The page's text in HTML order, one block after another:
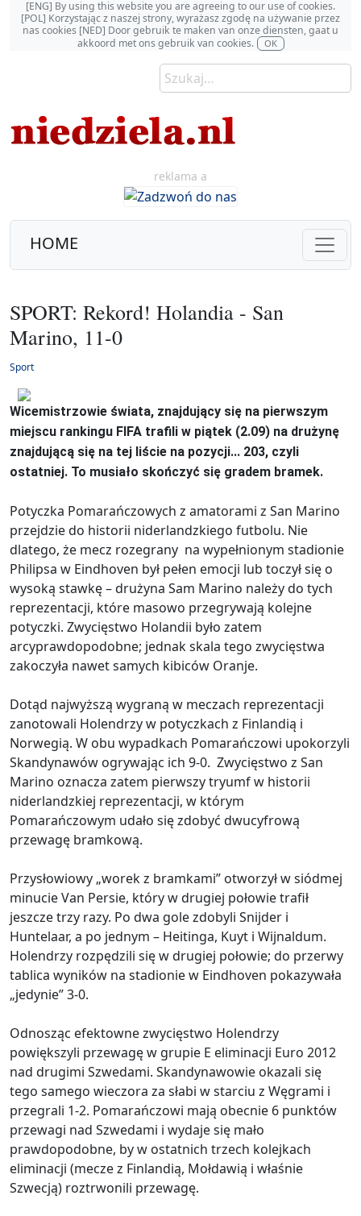
[ENG] By using this website you are agreeing to our use of cookies.
[POL] Korzystając z naszej strony, wyrażasz zgodę na używanie przez
nas cookies [NED] Door gebruik te maken van onze diensten, gaat u
akkoord met ons gebruik van cookies.
OK
reklama a
HOME
SPORT: Rekord! Holandia - San
Marino, 11-0
Sport
Wicemistrzowie świata, znajdujący się na pierwszym
miejscu rankingu FIFA trafili w piątek (2.09) na drużynę
znajdującą się na tej liście na pozycji... 203, czyli
ostatniej. To musiało skończyć się gradem bramek.
Potyczka Pomarańczowych z amatorami z San Marino
przejdzie do historii niderlandzkiego futbolu. Nie
dlatego, że mecz rozegrany na wypełnionym stadionie
Philipsa w Eindhoven był pełen emocji lub toczył się o
wysoką stawkę – drużyna Sam Marino należy do tych
reprezentacji, które masowo przegrywają kolejne
potyczki. Zwycięstwo Holandii było zatem
arcyprawdopodobne; jednak skala tego zwycięstwa
zakoczyła nawet samych kibiców Oranje.
Dotąd najwyższą wygraną w meczach reprezentacji
zanotowali Holendrzy w potyczkach z Finlandią i
Norwegią. W obu wypadkach Pomarańczowi upokorzyli
Skandynawów ogrywając ich 9-0. Zwycięstwo z San
Marino oznacza zatem pierwszy tryumf w historii
niderlandzkiej reprezentacji, w którym
Pomarańczowym udało się zdobyć dwucyfrową
przewagę bramkową.
Przysłowiowy „worek z bramkami” otworzył w siódmej
minucie Van Persie, który w drugiej połowie trafił
jeszcze trzy razy. Po dwa gole zdobyli Snijder i
Huntelaar, a po jednym – Heitinga, Kuyt i Wijnaldum.
Holendrzy rozpędzili się w drugiej połowie; do przerwy
tablica wyników na stadionie w Eindhoven pokazywała
„jedynie” 3-0.
Odnosząc efektowne zwycięstwo Holendrzy
powiększyli przewagę w grupie E eliminacji Euro 2012
nad drugimi Szwedami. Skandynawowie okazali się
tego samego wieczora za słabi w starciu z Węgrami i
przegrali 1-2. Pomarańczowi mają obecnie 6 punktów
przewagi nad Szwedami i wydaje się mało
prawdopodobne, by w ostatnich trzech kolejkach
eliminacji (mecze z Finlandią, Mołdawią i właśnie
Szwecją) roztrwonili przewagę.